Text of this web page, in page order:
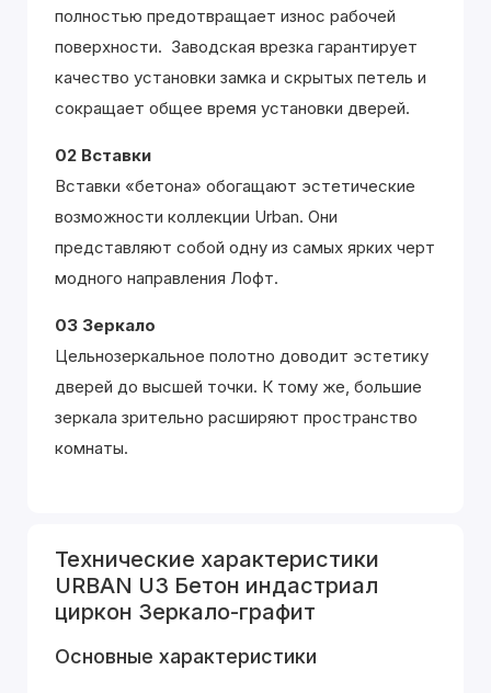
полностью предотвращает износ рабочей
поверхности. Заводская врезка гарантирует
качество установки замка и скрытых петель и
сокращает общее время установки дверей.
02 Вставки
Вставки «бетона» обогащают эстетические
возможности коллекции Urban. Они
представляют собой одну из самых ярких черт
модного направления Лофт.
03 Зеркало
Цельнозеркальное полотно доводит эстетику
дверей до высшей точки. К тому же, большие
зеркала зрительно расширяют пространство
комнаты.
Технические характеристики
URBAN U3 Бетон индастриал
циркон Зеркало-графит
Основные характеристики